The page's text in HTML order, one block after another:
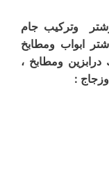
وتركيب جام
ابواب ومطابخ
ومطابخ ،
: